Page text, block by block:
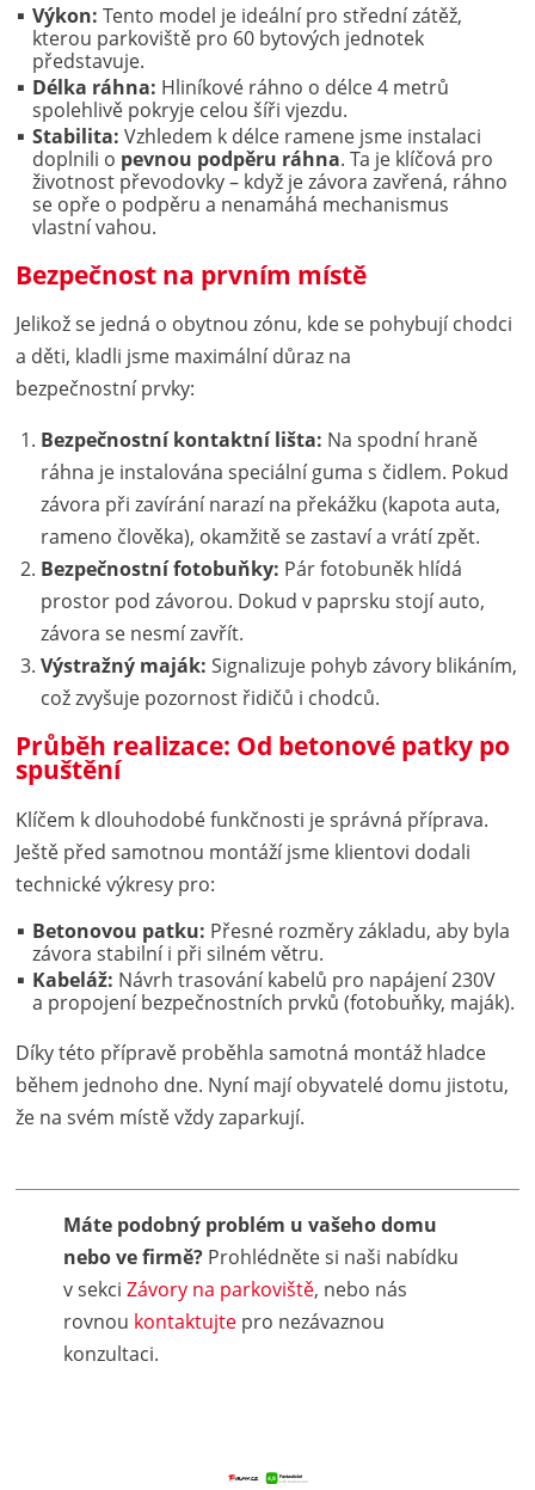
Výkon: Tento model je ideální pro střední zátěž,
kterou parkoviště pro 60 bytových jednotek
představuje.
Délka ráhna: Hliníkové ráhno o délce 4 metrů
spolehlivě pokryje celou šíři vjezdu.
Stabilita: Vzhledem k délce ramene jsme instalaci
doplnili o pevnou podpěru ráhna. Ta je klíčová pro
životnost převodovky – když je závora zavřená, ráhno
se opře o podpěru a nenamáhá mechanismus
vlastní vahou.
Bezpečnost na prvním místě
Jelikož se jedná o obytnou zónu, kde se pohybují chodci
a děti, kladli jsme maximální důraz na
bezpečnostní prvky:
Bezpečnostní kontaktní lišta: Na spodní hraně
ráhna je instalována speciální guma s čidlem. Pokud
závora při zavírání narazí na překážku (kapota auta,
rameno člověka), okamžitě se zastaví a vrátí zpět.
Bezpečnostní fotobuňky: Pár fotobuněk hlídá
prostor pod závorou. Dokud v paprsku stojí auto,
závora se nesmí zavřít.
Výstražný maják: Signalizuje pohyb závory blikáním,
což zvyšuje pozornost řidičů i chodců.
Průběh realizace: Od betonové patky po
spuštění
Klíčem k dlouhodobé funkčnosti je správná příprava.
Ještě před samotnou montáží jsme klientovi dodali
technické výkresy pro:
Betonovou patku: Přesné rozměry základu, aby byla
závora stabilní i při silném větru.
Kabeláž: Návrh trasování kabelů pro napájení 230V
a propojení bezpečnostních prvků (fotobuňky, maják).
Díky této přípravě proběhla samotná montáž hladce
během jednoho dne. Nyní mají obyvatelé domu jistotu,
že na svém místě vždy zaparkují.
Máte podobný problém u vašeho domu
nebo ve firmě? Prohlédněte si naši nabídku
v sekciZávory na parkoviště, nebo nás
rovnou kontaktujte pro nezávaznou
konzultaci.